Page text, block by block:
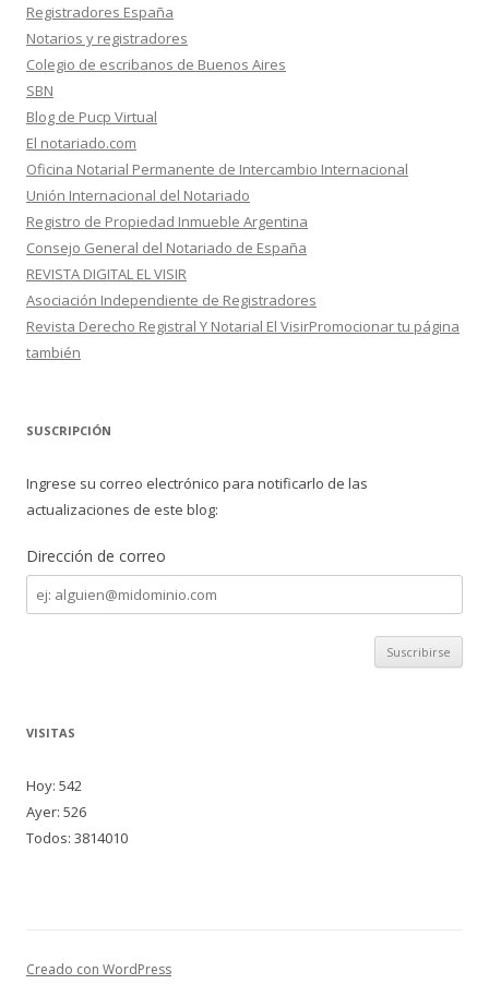
Registradores España
Notarios y registradores
Colegio de escribanos de Buenos Aires
SBN
Blog de Pucp Virtual
El notariado.com
Oficina Notarial Permanente de Intercambio Internacional
Unión Internacional del Notariado
Registro de Propiedad Inmueble Argentina
Consejo General del Notariado de España
REVISTA DIGITAL EL VISIR
Asociación Independiente de Registradores
Revista Derecho Registral Y Notarial El VisirPromocionar tu página
también
SUSCRIPCIÓN
Ingrese su correo electrónico para notificarlo de las
actualizaciones de este blog:
Dirección de correo
Dirección
de
correo
VISITAS
Hoy: 542
Ayer: 526
Todos: 3814010
Creado con WordPress